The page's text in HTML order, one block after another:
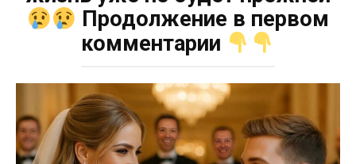
Продолжение в первом
комментарии